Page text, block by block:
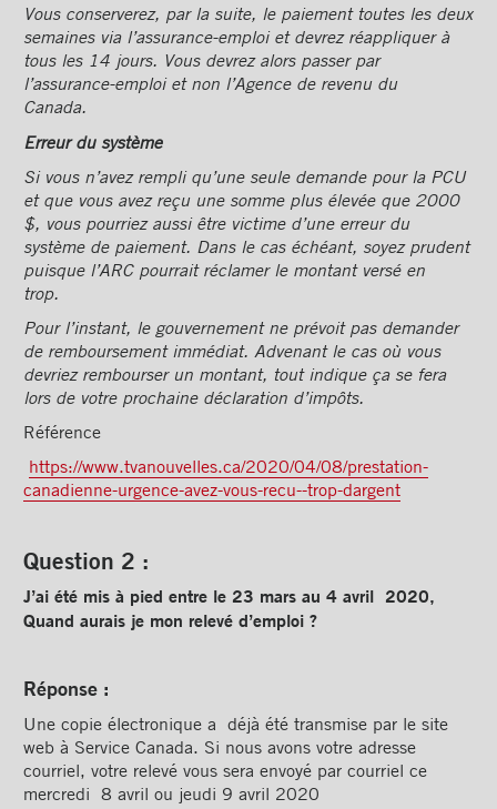
Vous conserverez, par la suite, le paiement toutes les deux
semaines via l’assurance-emploi et devrez réappliquer à
tous les 14 jours. Vous devrez alors passer par
l’assurance-emploi et non l’Agence de revenu du
Canada.
Erreur du système
Si vous n’avez rempli qu’une seule demande pour la PCU
et que vous avez reçu une somme plus élevée que 2000
$, vous pourriez aussi être victime d’une erreur du
système de paiement. Dans le cas échéant, soyez prudent
puisque l’ARC pourrait réclamer le montant versé en
trop.
Pour l’instant, le gouvernement ne prévoit pas demander
de remboursement immédiat. Advenant le cas où vous
devriez rembourser un montant, tout indique ça se fera
lors de votre prochaine déclaration d’impôts.
Référence
https://www.tvanouvelles.ca/2020/04/08/prestation-
canadienne-urgence-avez-vous-recu--trop-dargent
Question 2 :
J’ai été mis à pied entre le 23 mars au 4 avril 2020,
Quand aurais je mon relevé d’emploi ?
Réponse :
Une copie électronique a déjà été transmise par le site
web à Service Canada. Si nous avons votre adresse
courriel, votre relevé vous sera envoyé par courriel ce
mercredi 8 avril ou jeudi 9 avril 2020